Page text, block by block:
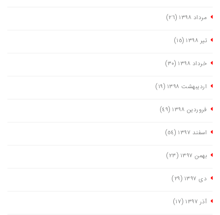
مرداد ١٣٩٨ (٢٦)
تیر ١٣٩٨ (١٥)
خرداد ١٣٩٨ (٣٠)
اردیبهشت ١٣٩٨ (١٩)
فروردین ١٣٩٨ (٤٩)
اسفند ١٣٩٧ (٥٤)
بهمن ١٣٩٧ (٢٣)
دی ١٣٩٧ (٢٩)
آذر ١٣٩٧ (١٧)